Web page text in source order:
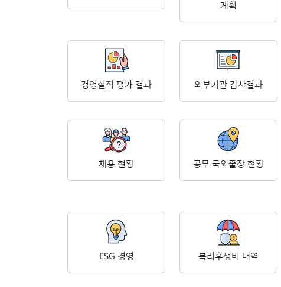
계획
경영실적 평가 결과 외부기관 감사결과
채용 현황 공무 국외출장 현황
ESG 경영 복리후생비 내역